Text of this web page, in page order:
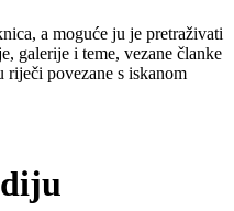
a moguće ju je pretraživati
galerije i teme, vezane članke
povezane s iskanom